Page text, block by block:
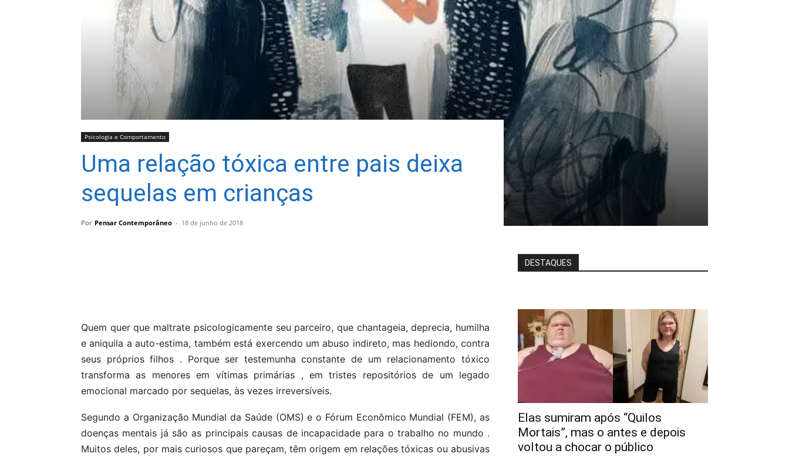
Psicologia e Comportamento
Uma relação tóxica entre pais deixa
sequelas em crianças
Por Pensar Contemporâneo - 18 de junho de 2018
Quem quer que maltrate psicologicamente seu parceiro, que chantageia, deprecia, humilha
e aniquila a auto-estima, também está exercendo um abuso indireto, mas hediondo, contra
seus próprios filhos . Porque ser testemunha constante de um relacionamento tóxico
transforma as menores em vítimas primárias , em tristes repositórios de um legado
emocional marcado por sequelas, às vezes irreversíveis.
Segundo a Organização Mundial da Saúde (OMS) e o Fórum Econômico Mundial (FEM), as
doenças mentais já são as principais causas de incapacidade para o trabalho no mundo .
Muitos deles, por mais curiosos que pareçam, têm origem em relações tóxicas ou abusivas
DESTAQUES
Elas sumiram após “Quilos
Mortais”, mas o antes e depois
voltou a chocar o público